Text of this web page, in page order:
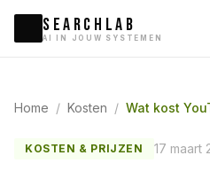
SEARCHLAB
AI IN JOUW SYSTEMEN
Home / Kosten / Wat kost
KOSTEN & PRIJZEN 17 maart